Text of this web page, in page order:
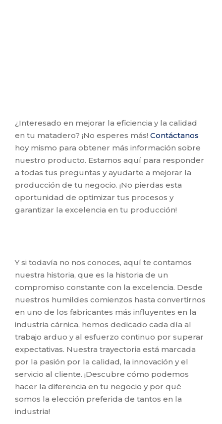
¿Interesado en mejorar la eficiencia y la calidad
en tu matadero? ¡No esperes más! Contáctanos
hoy mismo para obtener más información sobre
nuestro producto. Estamos aquí para responder
a todas tus preguntas y ayudarte a mejorar la
producción de tu negocio. ¡No pierdas esta
oportunidad de optimizar tus procesos y
garantizar la excelencia en tu producción!
Y si todavía no nos conoces, aquí te contamos
nuestra historia, que es la historia de un
compromiso constante con la excelencia. Desde
nuestros humildes comienzos hasta convertirnos
en uno de los fabricantes más influyentes en la
industria cárnica, hemos dedicado cada día al
trabajo arduo y al esfuerzo continuo por superar
expectativas. Nuestra trayectoria está marcada
por la pasión por la calidad, la innovación y el
servicio al cliente. ¡Descubre cómo podemos
hacer la diferencia en tu negocio y por qué
somos la elección preferida de tantos en la
industria!